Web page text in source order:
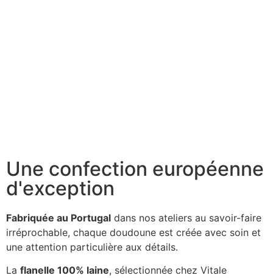
Une confection européenne
d'exception
Fabriquée au Portugal dans nos ateliers au savoir-faire
irréprochable, chaque doudoune est créée avec soin et
une attention particulière aux détails.
La flanelle 100% laine, sélectionnée chez Vitale